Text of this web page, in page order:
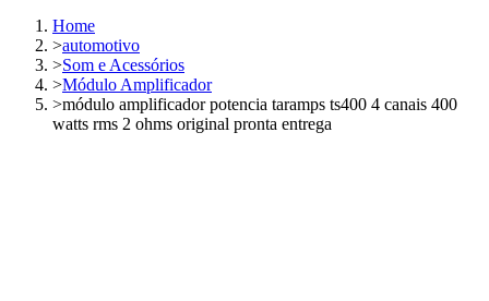
Home
>automotivo
>Som e Acessórios
>Módulo Amplificador
>módulo amplificador potencia taramps ts400 4 canais 400
watts rms 2 ohms original pronta entrega